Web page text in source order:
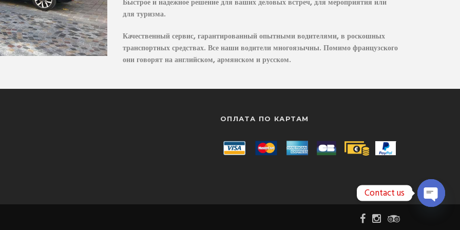
Быстрое и надежное решение для ваших деловых встреч, для мероприятия или
для туризма.
Качественный сервис, гарантированный опытными водителями, в роскошных
транспортных средствах. Все наши водители многоязычны. Помимо французского
они говорят на английском, армянском и русском.
ОПЛАТА ПО КАРТАМ
Contact us